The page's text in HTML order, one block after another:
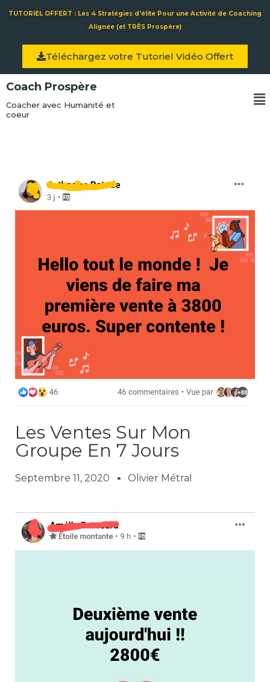
TUTORIEL OFFERT : Les 4 Stratégies d'élite Pour une Activité de Coaching
Alignée (et TRÈS Prospère)
Téléchargez votre Tutoriel Vidéo Offert
Coach Prospère
Coacher avec Humanité et
coeur
Les Ventes Sur Mon
Groupe En 7 Jours
Septembre 11, 2020 Olivier Métral